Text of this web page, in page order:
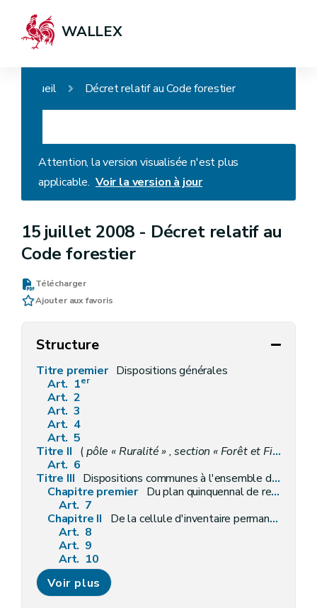
WALLEX
Accueil Décret relatif au Code forestier
Attention, la version visualisée n'est plus
applicable. Voir la version à jour
15 juillet 2008 - Décret relatif au
Code forestier
Télécharger
Ajouter aux favoris
Structure
Titre premier Dispositions générales
Art. 1er
Art. 2
Art. 3
Art. 4
Art. 5
Titre II (pôle « Ruralité » , section « Forêt et Filière bois »
Art. 6
Titre III Dispositions communes à l'ensemble des bois et forêts
Chapitre premier Du plan quinquennal de recherches forestières
Art. 7
Chapitre II
De la cellule d'inventaire permanent des ressources forestières
Art. 8
Art. 9
Art. 10
Art. 11
Chapitre III
Art. 12
Voir plus